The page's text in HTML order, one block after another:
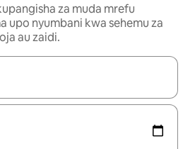
za muda mrefu
upo nyumbani kwa sehemu za
au zaidi.
vinjari kwa kutumia vitufe vya